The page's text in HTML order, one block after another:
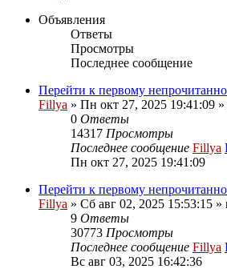
Объявления
Ответы
Просмотры
Последнее сообщение
Перейти к первому
Fillya » Пн окт 27, 2025 19:41:09
0 Ответы
14317 Просмотры
Последнее сообщение Fillya
Пн окт 27, 2025 19:41:09
Перейти к первому
Fillya » Сб авг 02, 2025 15:53:15
9 Ответы
30773 Просмотры
Последнее сообщение Fillya
Вс авг 03, 2025 16:42:36